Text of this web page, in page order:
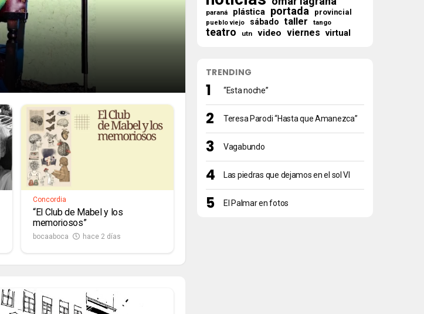
Concordia
“El Club de Mabel y los
memoriosos”
bocaaboca hace 2 días
paraná plástica portada provincial
pueblo viejo sábado taller tango
teatro utn video viernes virtual
TRENDING
“Esta noche”
Teresa Parodi “Hasta que Amanezca”
Vagabundo
Las piedras que dejamos en el sol VI
El Palmar en fotos